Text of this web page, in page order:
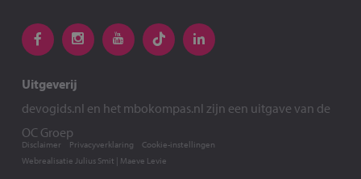
Uitgeverij
devogids.nl en het mbokompas.nl zijn een uitgave van de
OC Groep
Webrealisatie Julius Smit | Maeve Levie
Disclaimer Privacyverklaring Cookie-instellingen